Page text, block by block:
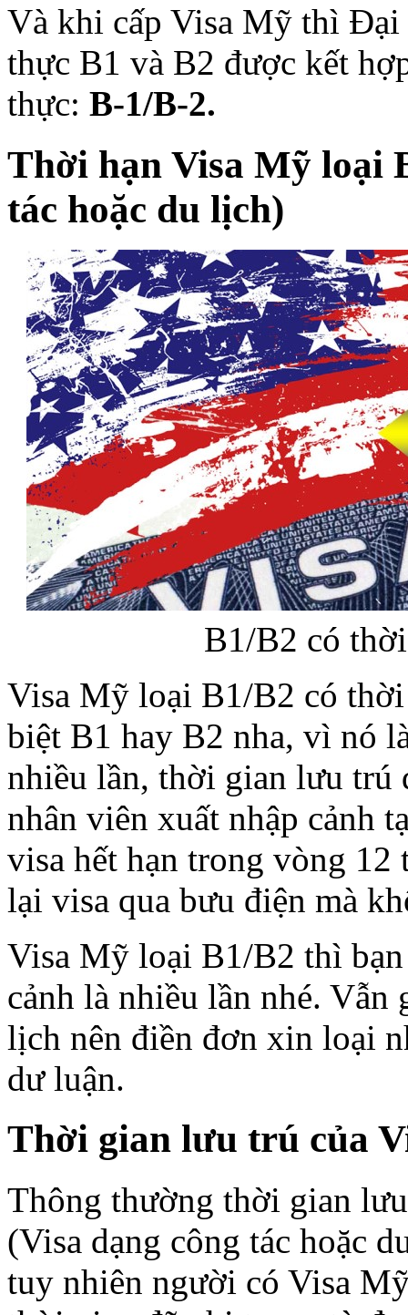
Và khi cấp Visa Mỹ thì Đại
thực B1 và B2 được kết
thực: B-1/B-2.
Thời hạn Visa Mỹ loại
tác hoặc du lịch)
B1/B2 có
Visa Mỹ loại B1/B2 có
biệt B1 hay B2 nha, vì nó
nhiều lần, thời gian lưu trú
nhân viên xuất nhập cảnh
visa hết hạn trong vòng
lại visa qua bưu điện mà
Visa Mỹ loại B1/B2 thì
cảnh là nhiều lần nhé.
lịch nên điền đơn xin loại
dư luận.
Thời gian lưu trú của
Thông thường thời gian
(Visa dạng công tác hoặc
tuy nhiên người có Visa